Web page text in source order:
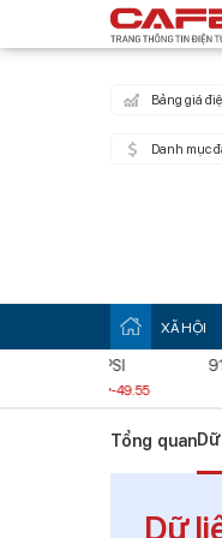
Bảng giá
Danh mục
XÃ HỘI
-49.55 -
Tổng quan
Dữ